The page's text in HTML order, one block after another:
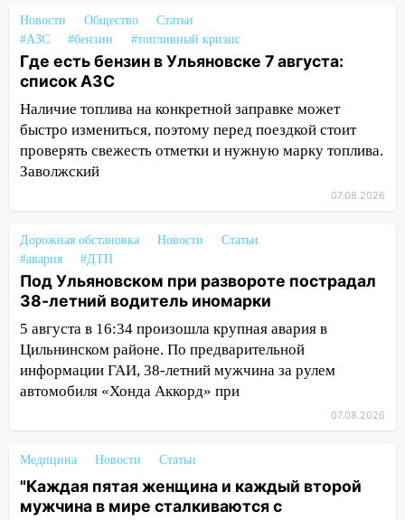
15:27
Прокуратура проверяет
капремонт школы в селе Кивать
15:08 В Кузоватово после прокурорской
проверки обновили разметку на
пешеходных переходах
14:40 На проспекте Гая в Ульяновске
запретили остановку автомобилей на
50-метровом участке
большой фестиваль «Наше время» с
мотофристайлом и концертом
«Мураками»
14:04 Жару смоет ливнями: прогноз
погоды в Ульяновской области на
выходные 8-9 августа
13:30 В Ульяновске транспортные
полицейские проведут акцию «Час
13:20
В Ульяновске за один день
обокрали женщину на пляже и
подростка в сквере
Новости Общество
Статьи
#АЗС
#бензин #топливный кризис
Где есть бензин в Ульяновске 7 августа:
список АЗС
Наличие топлива на конкретной заправке может
быстро измениться, поэтому перед поездкой стоит
проверять свежесть отметки и нужную марку топлива.
Заволжский
07.08.2026
Дорожная обстановка Новости
Статьи
#авария
#ДТП
Под Ульяновском при развороте пострадал
38-летний водитель иномарки
5 августа в 16:34 произошла крупная авария в
Цильнинском районе. По предварительной
информации ГАИ, 38-летний мужчина за рулем
автомобиля «Хонда Аккорд» при
07.08.2026
Медицина Новости Статьи
"Каждая пятая женщина и каждый второй
мужчина в мире сталкиваются с